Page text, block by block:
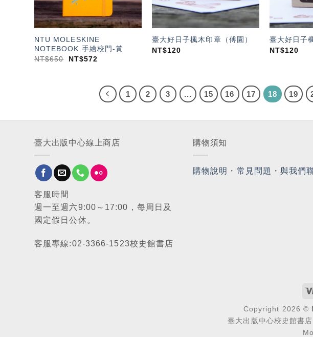
NTU MOLESKINE
NOTEBOOK 手繪校門-黃
NT$650 NT$572
臺大好日子楓木印章（傅園）
NT$120
臺大好日子
NT$120
1 2 3 ... 15 16 17 18 19
臺大出版中心線上商店
客服時間
週一至週六9:00～17:00，每周日及
國定假日公休。
客服專線:02-3366-1523校史館書店
購物須知
購物說明 ・ 常見問題 ・與我們
Copyright 2026 ©
臺大出版中心校史館書